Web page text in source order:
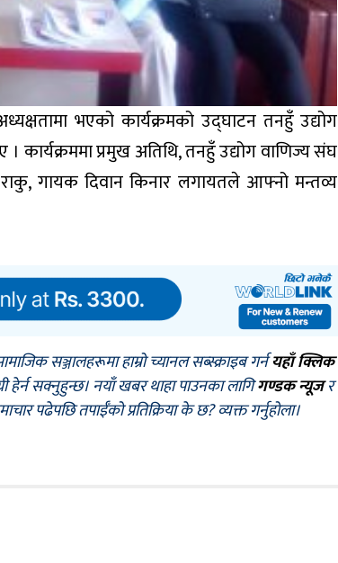
भएको कार्यक्रमको उद्घाटन तनहुँ उद्योग
कार्यक्रममा प्रमुख अतिथि, तनहुँ उद्योग वाणिज्य संघ
गायक दिवान किनार लगायतले आफ्नो मन्तव्य
सञ्जालहरूमा हाम्रो च्यानल सब्स्क्राइब गर्नयहाँ क्लिक
हेर्न सक्नुहुन्छ। नयाँ खबर थाहा पाउनका लागिगण्डक न्यूजर
पढेपछि तपाईँको प्रतिक्रिया के छ? व्यक्त गर्नुहोला।